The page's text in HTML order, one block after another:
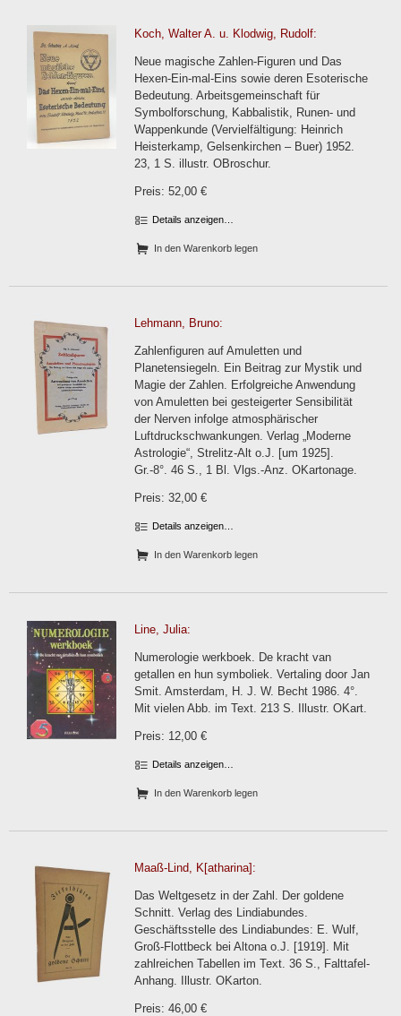
Koch, Walter A. u. Klodwig, Rudolf:
Neue magische Zahlen-Figuren und Das
Hexen-Ein-mal-Eins sowie deren Esoterische
Bedeutung. Arbeitsgemeinschaft für
Symbolforschung, Kabbalistik, Runen- und
Wappenkunde (Vervielfältigung: Heinrich
Heisterkamp, Gelsenkirchen – Buer) 1952.
23, 1 S. illustr. OBroschur.
Preis: 52,00 €
Details anzeigen…
In den Warenkorb legen
Lehmann, Bruno:
Zahlenfiguren auf Amuletten und
Planetensiegeln. Ein Beitrag zur Mystik und
Magie der Zahlen. Erfolgreiche Anwendung
von Amuletten bei gesteigerter Sensibilität
der Nerven infolge atmosphärischer
Luftdruckschwankungen. Verlag „Moderne
Astrologie“, Strelitz-Alt o.J. [um 1925].
Gr.-8°. 46 S., 1 Bl. Vlgs.-Anz. OKartonage.
Preis: 32,00 €
Details anzeigen…
In den Warenkorb legen
Line, Julia:
Numerologie werkboek. De kracht van
getallen en hun symboliek. Vertaling door Jan
Smit. Amsterdam, H. J. W. Becht 1986. 4°.
Mit vielen Abb. im Text. 213 S. Illustr. OKart.
Preis: 12,00 €
Details anzeigen…
In den Warenkorb legen
Maaß-Lind, K[atharina]:
Das Weltgesetz in der Zahl. Der goldene
Schnitt. Verlag des Lindiabundes.
Geschäftsstelle des Lindiabundes: E. Wulf,
Groß-Flottbeck bei Altona o.J. [1919]. Mit
zahlreichen Tabellen im Text. 36 S., Falttafel-
Anhang. Illustr. OKarton.
Preis: 46,00 €